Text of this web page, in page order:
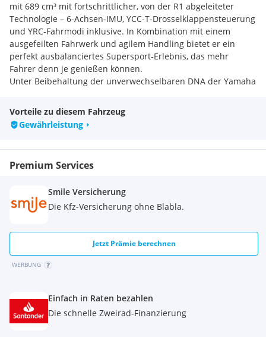
mit 689 cm³ mit fortschrittlicher, von der R1 abgeleiteter
Technologie – 6-Achsen-IMU, YCC-T-Drosselklappensteuerung
und YRC-Fahrmodi inklusive. In Kombination mit einem
ausgefeilten Fahrwerk und agilem Handling bietet er ein
perfekt ausbalanciertes Supersport-Erlebnis, das mehr
Fahrer denn je genießen können.
Unter Beibehaltung der unverwechselbaren DNA der Yamaha
Generation, verfeinerten Federelementen und leichten
SpinForged-Rädern für ein agiles und präzises Handling eine
erneute Weiterentwicklung dar. Ein Supersportler, der vom
Vorteile zu diesem Fahrzeug
Gewährleistung
Premium Services
Smile Versicherung
Die Kfz-Versicherung ohne Blabla.
Jetzt Prämie berechnen
WERBUNG
Einfach in Raten bezahlen
Die schnelle Zweirad-Finanzierung